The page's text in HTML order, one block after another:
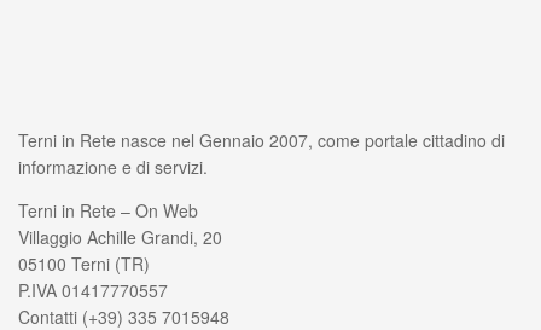
Terni in Rete nasce nel Gennaio 2007, come portale cittadino di
informazione e di servizi.
Terni in Rete – On Web
Villaggio Achille Grandi, 20
05100 Terni (TR)
P.IVA 01417770557
Contatti (+39) 335 7015948